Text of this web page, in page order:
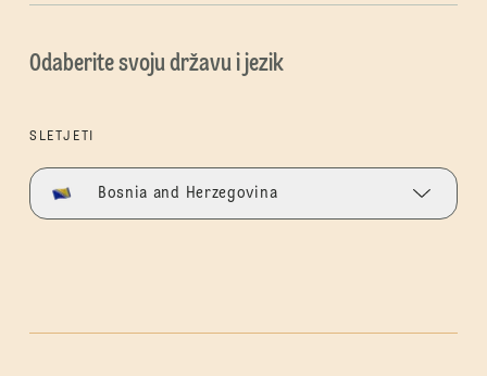
Odaberite svoju državu i jezik
SLETJETI
Bosnia and Herzegovina